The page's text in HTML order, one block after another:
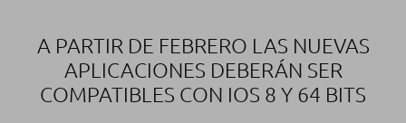
A PARTIR DE FEBRERO LAS NUEVAS
APLICACIONES DEBERÁN SER
COMPATIBLES CON IOS 8 Y 64 BITS